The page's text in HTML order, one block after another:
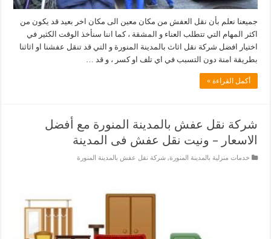
جميعنا نعلم بأن نقل العفش من مكان معين الى مكان اخر بعيد قد يكون من
اكثر المهام التي تتطلب العناء و المشقة ، كما اننا سنأخذ الوقت الكثير في
اختيار افضل شركة نقل اثاث بالمدينة المنورة و التي قد تنقل عفشنا او اثاثنا
بطريقة امنة دون التسبب في اي تلف او كسر ، و قد …
أكمل القراءة »
شركة نقل عفش بالمدينة المنورة مع أفضل
الاسعار – ونيت نقل عفش فى المدينة
خدمات منزلية بالمدينة المنورة,شركة نقل عفش بالمدينة المنورة